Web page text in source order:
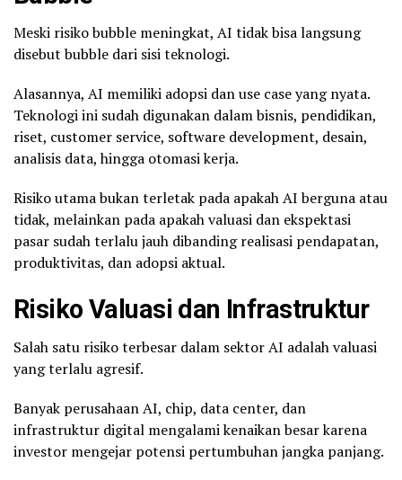
Meski risiko bubble meningkat, AI tidak bisa langsung
disebut bubble dari sisi teknologi.
Alasannya, AI memiliki adopsi dan use case yang nyata.
Teknologi ini sudah digunakan dalam bisnis, pendidikan,
riset, customer service, software development, desain,
analisis data, hingga otomasi kerja.
Risiko utama bukan terletak pada apakah AI berguna atau
tidak, melainkan pada apakah valuasi dan ekspektasi
pasar sudah terlalu jauh dibanding realisasi pendapatan,
produktivitas, dan adopsi aktual.
Risiko Valuasi dan Infrastruktur
Salah satu risiko terbesar dalam sektor AI adalah valuasi
yang terlalu agresif.
Banyak perusahaan AI, chip, data center, dan
infrastruktur digital mengalami kenaikan besar karena
investor mengejar potensi pertumbuhan jangka panjang.